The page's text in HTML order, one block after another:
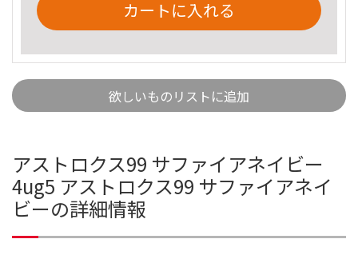
カートに入れる
欲しいものリストに追加
アストロクス99 サファイアネイビー
4ug5 アストロクス99 サファイアネイ
ビーの詳細情報